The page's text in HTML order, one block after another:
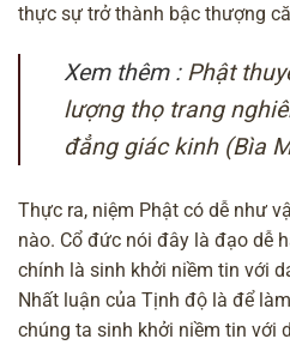
thực sự trở thành bậc thượng
Xem thêm : Phật
lượng thọ trang
đẳng giác kinh (Bìa
Thực ra, niệm Phật có dễ như
nào. Cổ đức nói đây là đạo dễ
chính là sinh khởi niềm tin với
Nhất luận của Tịnh độ là để
chúng ta sinh khởi niềm tin với